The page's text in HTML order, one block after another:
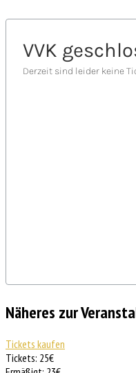
Näheres zur
Tickets kaufen
Tickets: 25€